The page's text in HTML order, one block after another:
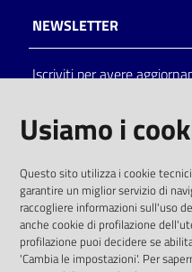
NEWSLETTER
Iscriviti per avere
solo alle condizioni
comunitaria 2003/98/CE
SOCIAL
Usiamo i
Questo sito utilizza i cookie
garantire un miglior servizio di
raccogliere informazioni sull'uso
anche cookie di profilazione
profilazione puoi decidere se
'Cambia le impostazioni'. Per